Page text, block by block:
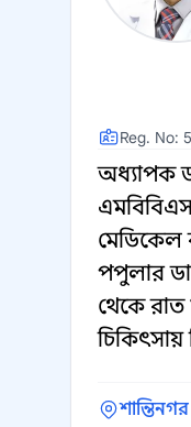
Reg. No:
অধ্যাপক
মেডিকেল
পপুলার
থেকে রাত
শান্তিনগর